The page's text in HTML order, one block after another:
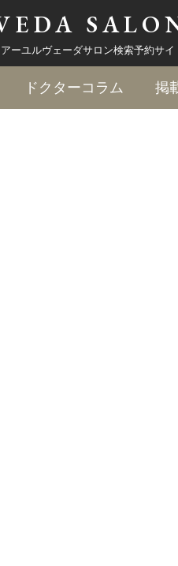
アーユルヴェーダサロン検索予約サイ
ドクターコラム 掲